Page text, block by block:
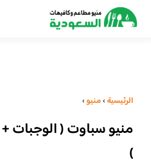
الرئيسية›منيو›
منيو سباوت ( الوجبات +
)